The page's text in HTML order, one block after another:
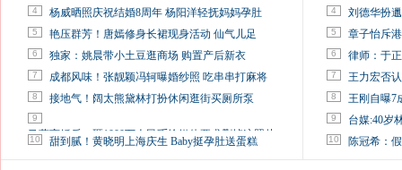
4 杨威晒照庆祝结婚8周年 杨阳洋轻抚妈妈孕肚
5 艳压群芳！唐嫣修身长裙现身活动 仙气儿足
6 独家：姚晨带小土豆逛商场 购置产后新衣
7 成都风味！张靓颖冯轲曝婚纱照 吃串串打麻将
8 接地气！阔太熊黛林打扮休闲逛街买厕所泵
9
马蓉离婚后，砸1000万人民币给媒体要求删掉这照片
10 甜到腻！黄晓明上海庆生 Baby挺孕肚送蛋糕
4 刘德华扮
5 章子怡斥
6 律师：于
7 王力宏否
8 王刚自曝7
9 台媒:40岁
10 陈冠希：